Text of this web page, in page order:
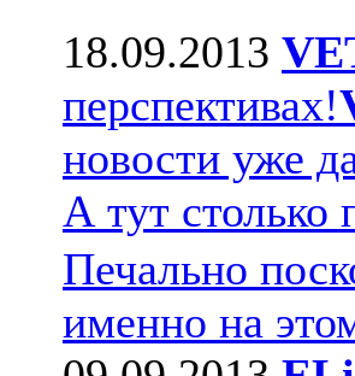
18.09.2013
перспективах!
новости уже
А тут
Печально
именно на